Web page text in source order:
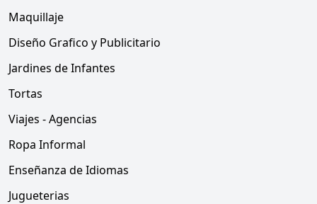
Maquillaje
Diseño Grafico y Publicitario
Jardines de Infantes
Tortas
Viajes - Agencias
Ropa Informal
Enseñanza de Idiomas
Jugueterias